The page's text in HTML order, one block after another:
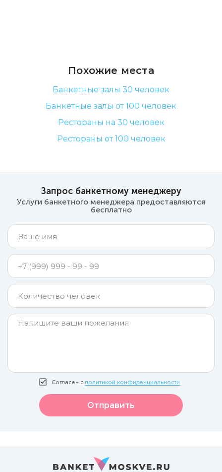
Похожие места
Банкетные залы 30 человек
Банкетные залы от 100 человек
Рестораны на 30 человек
Рестораны от 100 человек
Запрос банкетному менеджеру
Услуги банкетного менеджера предоставляются
бесплатно
Согласен с политикой конфиденциальности
Отправить